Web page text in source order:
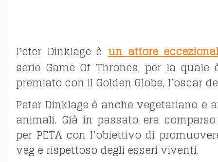
Peter Dinklage èun attore
serie Game Of Thrones, per la
premiato con il Golden Globe, l’oscar
Peter Dinklage è anche vegetariano
animali. Già in passato era
per PETA con l’obiettivo di
veg e rispettoso degli esseri viventi.